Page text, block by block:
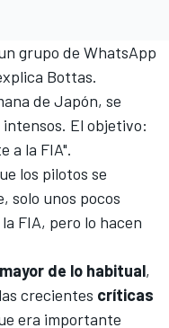
grupo de WhatsApp
Bottas.
de Japón, se
El objetivo:
a la FIA".
los pilotos se
solo unos pocos
FIA, pero lo hacen
de lo habitual,
crecientes críticas
era importante